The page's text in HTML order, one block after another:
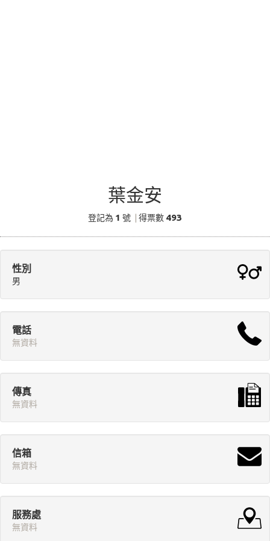
葉金安
登記為 1 號 得票數 493
性別
男
電話
無資料
傳真
無資料
信箱
無資料
服務處
無資料